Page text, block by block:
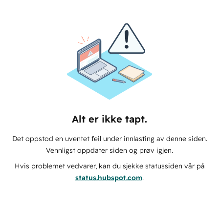
Alt er ikke tapt.
Det oppstod en uventet feil under innlasting av denne siden.
Vennligst oppdater siden og prøv igjen.
Hvis problemet vedvarer, kan du sjekke statussiden vår på
status.hubspot.com.